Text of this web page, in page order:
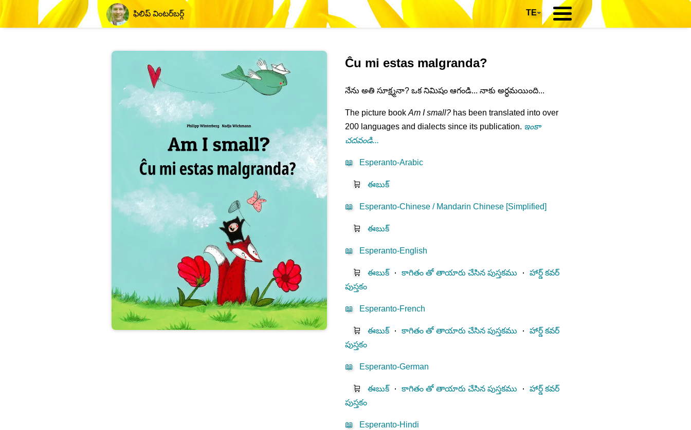
ఫిలిప్ వింటర్‌బర్గ్ TE▾
Ĉu mi estas malgranda?
నేను అతి సూక్ష్మనా? ఒక నిమిషం ఆగండి... నాకు అర్ధమయింది...
The picture bookAm I small? has been translated into over
200 languages and dialects since its publication. ఇంకా
చదవండి...
📖 Esperanto-Arabic
🛒 ఈబుక్
📖 Esperanto-Chinese / Mandarin Chinese [Simplified]
🛒 ఈబుక్
📖 Esperanto-English
🛒 ఈబుక్⋅కాగితం తో తాయారు చేసిన పుస్తకము ⋅హార్డ్ కవర్
పుస్తకం
📖 Esperanto-French
🛒 ఈబుక్⋅కాగితం తో తాయారు చేసిన పుస్తకము ⋅హార్డ్ కవర్
పుస్తకం
📖 Esperanto-German
🛒 ఈబుక్⋅కాగితం తో తాయారు చేసిన పుస్తకము ⋅హార్డ్ కవర్
పుస్తకం
📖 Esperanto-Hindi